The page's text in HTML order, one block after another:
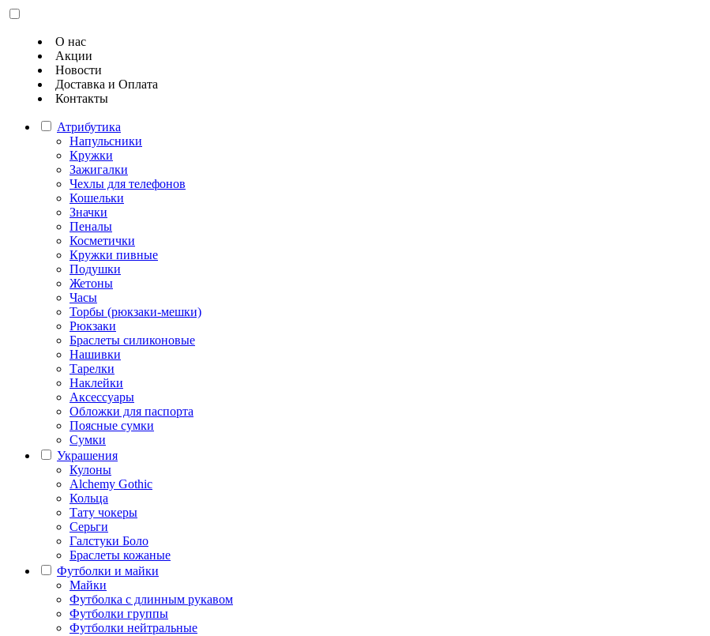
О нас
Акции
Новости
Доставка и Оплата
Контакты
Атрибутика
Напульсники
Кружки
Зажигалки
Чехлы для телефонов
Кошельки
Значки
Пеналы
Косметички
Кружки пивные
Подушки
Жетоны
Часы
Торбы (рюкзаки-мешки)
Рюкзаки
Браслеты силиконовые
Нашивки
Тарелки
Наклейки
Аксессуары
Обложки для паспорта
Поясные сумки
Сумки
Украшения
Кулоны
Alchemy Gothic
Кольца
Тату чокеры
Серьги
Галстуки Боло
Браслеты кожаные
Футболки и майки
Майки
Футболка с длинным рукавом
Футболки группы
Футболки нейтральные